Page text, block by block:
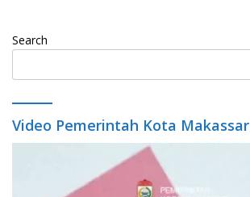
Search
Video Pemerintah Kota Makassar